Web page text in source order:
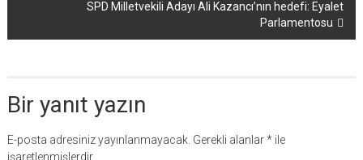
SPD Milletvekili Adayı Ali Kazancı’nın hedefi: Eyalet
Parlamentosu
Bir yanıt yazın
E-posta adresiniz yayınlanmayacak. Gerekli alanlar*ile
işaretlenmişlerdir